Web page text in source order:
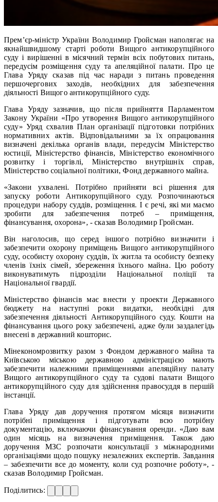
Прем’єр-міністр України Володимир Гройсман наполягає на
якнайшвидшому старті роботи Вищого антикорупційного
суду і вирішенні в місячний термін всіх побутових питань,
передусім розміщення суду та апеляційної палати. Про це
Глава Уряду сказав під час наради з питань проведення
першочергових заходів, необхідних для забезпечення
діяльності Вищого антикорупційного суду.
Глава Уряду зазначив, що після прийняття Парламентом
Закону України «Про утворення Вищого антикорупційного
суду» Уряд схвалив План організації підготовки потрібних
нормативних актів. Відповідальними за їх опрацювання
визначені декілька органів влади, передусім Міністерство
юстиції, Міністерство фінансів, Міністерство економічного
розвитку і торгівлі, Міністерство внутрішніх справ,
Міністерство соціальної політики, Фонд державного майна.
«Закони ухвалені. Потрібно прийняти всі рішення для
запуску роботи Антикорупційного суду. Розпочинаються
процедури набору суддів, розміщення. І є речі, які ми маємо
зробити для забезпечення потреб – приміщення,
фінансування, охорона», - сказав Володимир Гройсман.
Він наголосив, що серед іншого потрібно визначити і
забезпечити охорону приміщень Вищого антикорупційного
суду, особисту охорону суддів, їх житла та особисту безпеку
членів їхніх сімей, збереження їхнього майна. Цю роботу
виконуватимуть підрозділи Національної поліції та
Національної гвардії.
Міністерство фінансів має внести у проекти Державного
бюджету на наступні роки видатки, необхідні для
забезпечення діяльності Антикорупційного суду. Кошти на
фінансування цього року забезпечені, адже були заздалегідь
внесені в державний кошторис.
Мінекономрозвитку разом з Фондом державного майна та
Київською міською державною адміністрацією мають
забезпечити належними приміщеннями апеляційну палату
Вищого антикорупційного суду та судові палати Вищого
антикорупційного суду для здійснення правосуддя в першій
інстанції.
Глава Уряду дав доручення протягом місяця визначити
потрібні приміщення і підготувати всю потрібну
документацію, включаючи фінансування оренди. «Даю вам
один місяць на визначення приміщення. Також даю
доручення МЗС розпочати консультації з міжнародними
організаціями щодо пошуку незалежних експертів. Завдання
– забезпечити все до моменту, коли суд розпочне роботу», -
сказав Володимир Гройсман.
Поділитись: